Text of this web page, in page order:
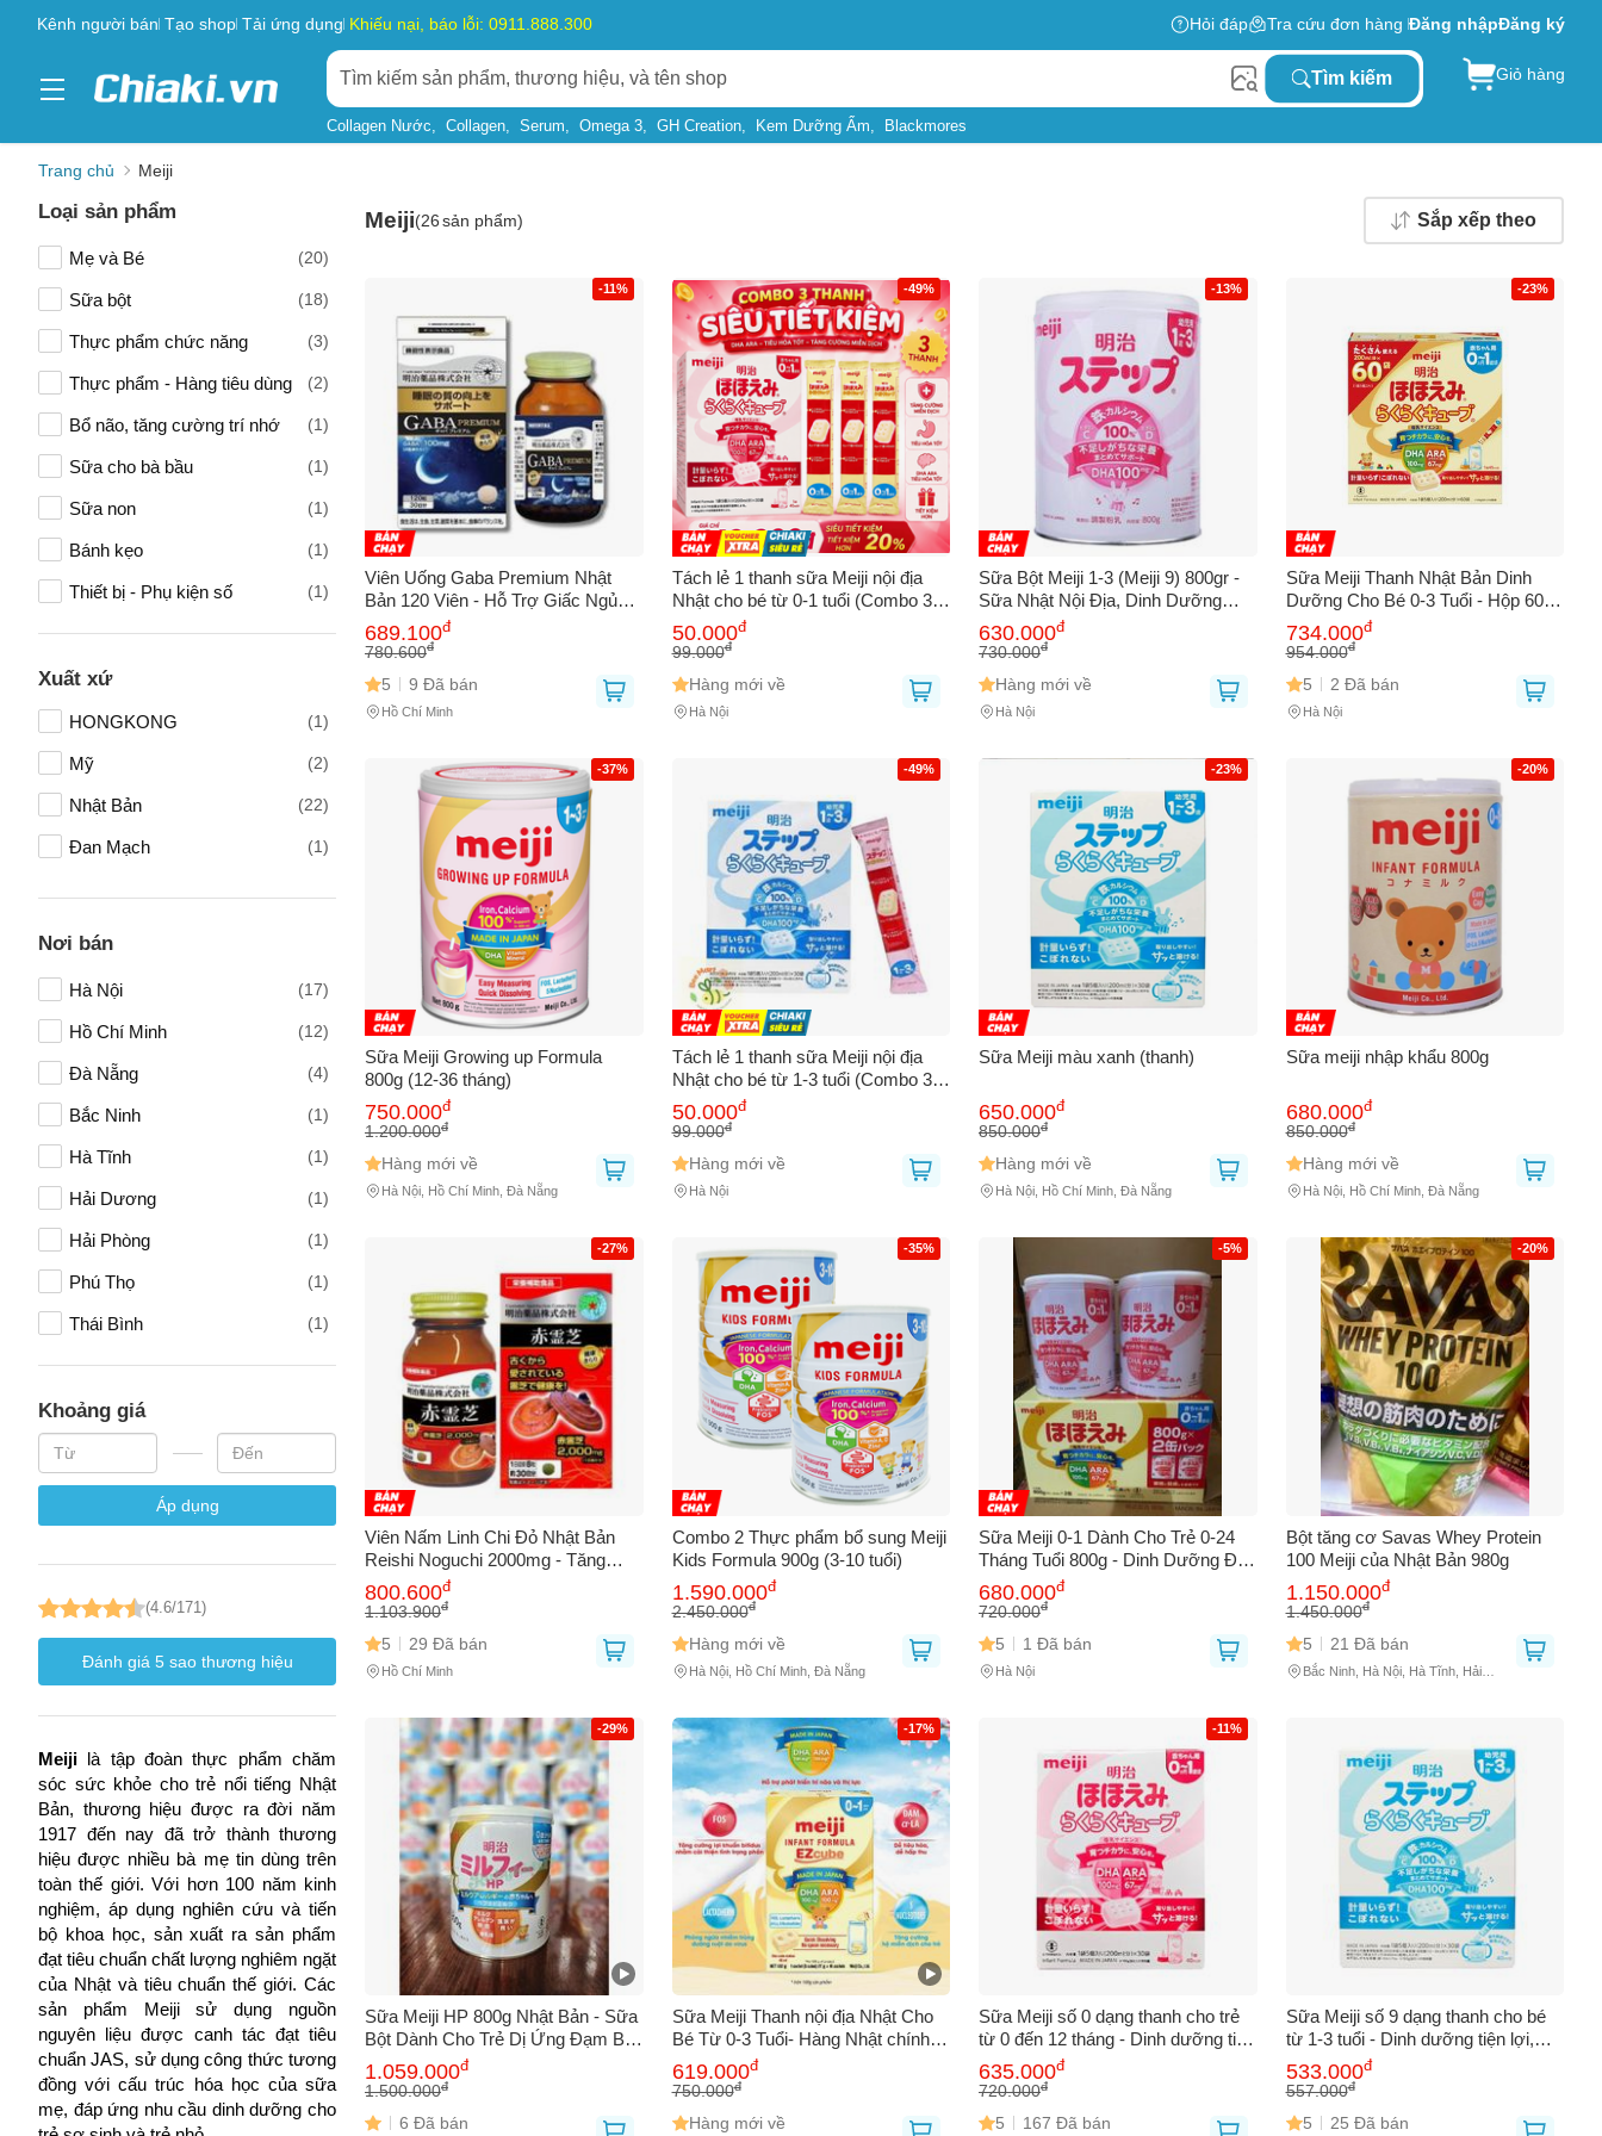
Kênh người bán Tạo shop Tải ứng dụng Khiếu nại, báo lỗi: 0911.888.300 Hỏi đáp Tra cứu đơn hàng Đăng nhậpĐăng ký
Tìm kiếm
Collagen Nước Collagen Serum Omega 3 GH Creation Kem Dưỡng Ẩm Blackmores
Giỏ hàng
Trang chủ Meiji
Loại sản phẩm
Mẹ và Bé (20)
Sữa bột (18)
Thực phẩm chức năng (3)
Thực phẩm - Hàng tiêu dùng (2)
Bổ não, tăng cường trí nhớ (1)
Sữa cho bà bầu (1)
Sữa non (1)
Bánh kẹo (1)
Thiết bị - Phụ kiện số (1)
Sữa dinh dưỡng (1)
Nấm linh chi
Xuất xứ
HONGKONG (1)
Mỹ (2)
Nhật Bản (22)
Đan Mạch (1)
Nơi bán
Hà Nội (17)
Hồ Chí Minh (12)
Đà Nẵng (4)
Bắc Ninh (1)
Hà Tĩnh (1)
Hải Dương (1)
Hải Phòng (1)
Phú Thọ (1)
Thái Bình (1)
Khoảng giá
Áp dụng
(4.6/171)
Đánh giá 5sao thương hiệu
Meiji là tập đoàn thực phẩm chăm
sóc sức khỏe cho trẻ nổi tiếng Nhật
Bản, thương hiệu được ra đời năm
1917 đến nay đã trở thành thương
hiệu được nhiều bà mẹ tin dùng trên
toàn thế giới. Với hơn 100 năm kinh
nghiệm, áp dụng nghiên cứu và tiến
bộ khoa học, sản xuất ra sản phẩm
đạt tiêu chuẩn chất lượng nghiêm ngặt
của Nhật và tiêu chuẩn thế giới. Các
sản phẩm Meiji sử dụng nguồn
nguyên liệu được canh tác đạt tiêu
chuẩn JAS, sử dụng công thức tương
đồng với cấu trúc hóa học của sữa
mẹ, đáp ứng nhu cầu dinh dưỡng cho
Meiji(26 sản phẩm) Sắp xếp theo
-11%
Viên Uống Gaba Premium Nhật
Bản 120 Viên - Hỗ Trợ Giấc Ngủ
Sâu, Giảm Căng Thẳng, Sản Phẩm
Thiên Nhiên Nhập Khẩu
689.100đ
780.600đ
5 9 Đã bán
Hồ Chí Minh
-49%
Tách lẻ 1 thanh sữa Meiji nội địa
Nhật cho bé từ 0-1 tuổi (Combo 3
thanh tiết kiệm)
50.000đ
99.000đ
Hàng mới về
Hà Nội
-13%
Sữa Bột Meiji 1-3 (Meiji 9) 800gr -
Sữa Nhật Nội Địa, Dinh Dưỡng
Phát Triển Trẻ Em, Hỗ Trợ Tăng
Chiều Cao và Khả Năng Miễn Dịch
630.000đ
730.000đ
Hàng mới về
Hà Nội
-23%
Sữa Meiji Thanh Nhật Bản Dinh
Dưỡng Cho Bé 0-3 Tuổi - Hộp 60
Thanh Dễ Pha, Tiện Lợi, Giống Sữa
Mẹ
734.000đ
954.000đ
5 2 Đã bán
Hà Nội
-37%
Sữa Meiji Growing up Formula
800g (12-36 tháng)
750.000đ
1.200.000đ
Hàng mới về
Hà Nội, Hồ Chí Minh, Đà Nẵng
-49%
Tách lẻ 1 thanh sữa Meiji nội địa
Nhật cho bé từ 1-3 tuổi (Combo 3
thanh tiết kiệm)
50.000đ
99.000đ
Hàng mới về
Hà Nội
-23%
Sữa Meiji màu xanh (thanh)
650.000đ
850.000đ
Hàng mới về
Hà Nội, Hồ Chí Minh, Đà Nẵng
-20%
Sữa meiji nhập khẩu 800g
680.000đ
850.000đ
Hàng mới về
Hà Nội, Hồ Chí Minh, Đà Nẵng
-27%
Viên Nấm Linh Chi Đỏ Nhật Bản
Reishi Noguchi 2000mg - Tăng
Cường Miễn Dịch, Bảo Vệ Gan, Hỗ
Trợ Chống Lão Hóa, 240 Viên/Hộp
800.600đ
1.103.900đ
5 29 Đã bán
Hồ Chí Minh
-35%
Combo 2 Thực phẩm bổ sung Meiji
Kids Formula 900g (3-10 tuổi)
1.590.000đ
2.450.000đ
Hàng mới về
Hà Nội, Hồ Chí Minh, Đà Nẵng
-5%
Sữa Meiji 0-1 Dành Cho Trẻ 0-24
Tháng Tuổi 800g - Dinh Dưỡng Đầy
Đủ Giúp Phát Triển Thể Chất và Trí
Tuệ
680.000đ
720.000đ
5 1 Đã bán
Hà Nội
-20%
Bột tăng cơ Savas Whey Protein
100 Meiji của Nhật Bản 980g
1.150.000đ
1.450.000đ
5 21 Đã bán
Bắc Ninh, Hà Nội, Hà Tĩnh, Hải
-29%
Sữa Meiji HP 800g Nhật Bản - Sữa
Bột Dành Cho Trẻ Dị Ứng Đạm Bò,
Không Chứa Lactose, Hỗ Trợ Phát
Triển Toàn Diện
1.059.000đ
1.500.000đ
6 Đã bán
-17%
Sữa Meiji Thanh nội địa Nhật Cho
Bé Từ 0-3 Tuổi- Hàng Nhật chính
hãng - Sữa vị giống sữa mẹ
619.000đ
750.000đ
Hàng mới về
-11%
Sữa Meiji số 0 dạng thanh cho trẻ
từ 0 đến 12 tháng - Dinh dưỡng tiện
dụng, dễ pha, hỗ trợ phát triển toàn
diện cho bé 30 thanh
635.000đ
720.000đ
5 167 Đã bán
Sữa Meiji số 9 dạng thanh cho bé
từ 1-3 tuổi - Dinh dưỡng tiện lợi,
đóng gói 30 thanh, dễ pha chế và
bảo quản
533.000đ
557.000đ
5 25 Đã bán
Hãy báo lỗi cho chúng tôi. Hoặc gọi cho chúng tôi qua số 0911.888.300
Tên của bạn(*)
Số điện thoại(*)
Email
GỬI BÁO LỖI